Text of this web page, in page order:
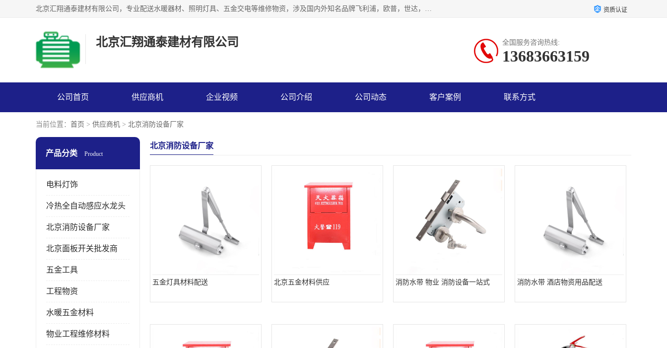
北京汇翔通泰建材有限公司，专业配送水暖器材、照明灯具、五金交电等维修物资，涉及国内外知名品牌飞利浦，欧普，世达，博士，九牧，公牛等物资。能充分满足物业、学校、酒店、工厂、部队等多领域的采购需求，提供一站式配送服务。 资质认证
北京汇翔通泰建材有限公司 全国服务咨询热线:
13683663159
公司首页 供应商机 企业视频 公司介绍 公司动态 客户案例 联系方式
当前位置： 首页 > 供应商机 > 北京消防设备厂家
产品分类 Product
电料灯饰
冷热全自动感应水龙头
北京消防设备厂家
北京面板开关批发商
五金工具
工程物资
水暖五金材料
物业工程维修材料
北京消防设备厂家
五金灯具材料配送 北京五金材料供应 消防水带 物业 消防设备一站式 消防水带 酒店物资用品配送